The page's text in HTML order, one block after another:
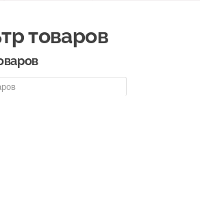
товаров